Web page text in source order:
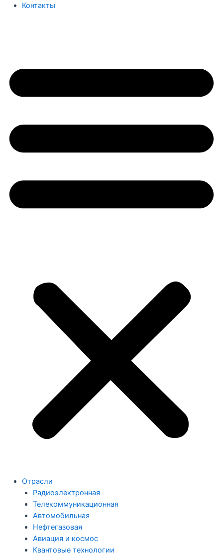
Контакты
Отрасли
Радиоэлектронная
Телекоммуникационная
Автомобильная
Нефтегазовая
Авиация и космос
Квантовые технологии